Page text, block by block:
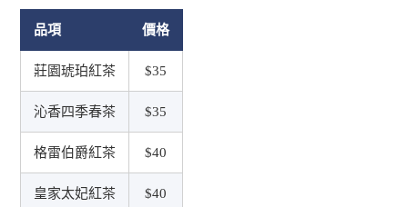
品項 價格
莊園琥珀紅茶 $35
沁香四季春茶 $35
格雷伯爵紅茶 $40
皇家太妃紅茶 $40